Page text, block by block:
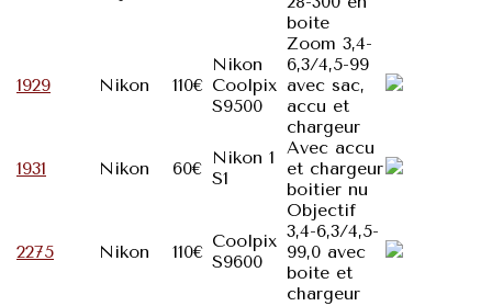
boite
1929 Nikon 110€
Nikon
Coolpix
S9500
Zoom 3,4-
6,3/4,5-99
avec sac,
accu et
chargeur
1931
Nikon 60€
Nikon 1
S1
Avec accu
et chargeur
boitier nu
2275 Nikon 110€
Coolpix
S9600
Objectif
3,4-6,3/4,5-
99,0 avec
boite et
chargeur